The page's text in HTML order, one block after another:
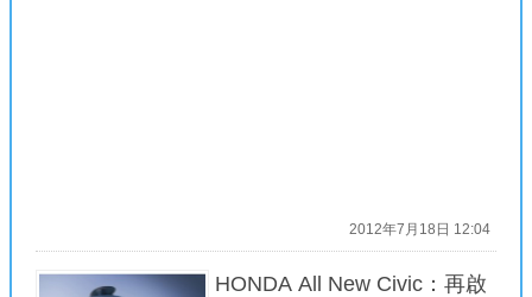
2012年7月18日 12:04
HONDA All New Civic：再啟